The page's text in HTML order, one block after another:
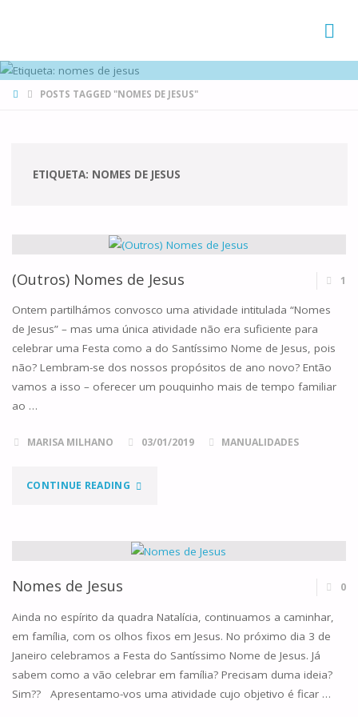
HOMEPOSTS TAGGED "NOMES DE JESUS"
ETIQUETA: NOMES DE JESUS
(Outros) Nomes de Jesus 1
Ontem partilhámos convosco uma atividade intitulada “Nomes
de Jesus” – mas uma única atividade não era suficiente para
celebrar uma Festa como a do Santíssimo Nome de Jesus, pois
não? Lembram-se dos nossos propósitos de ano novo? Então
vamos a isso – oferecer um pouquinho mais de tempo familiar
ao …
MARISA MILHANO 03/01/2019 MANUALIDADES
CONTINUE READING"
NOMES
JESUS"
Nomes de Jesus 0
Ainda no espírito da quadra Natalícia, continuamos a caminhar,
em família, com os olhos fixos em Jesus. No próximo dia 3 de
Janeiro celebramos a Festa do Santíssimo Nome de Jesus. Já
sabem como a vão celebrar em família? Precisam duma ideia?
Sim?? Apresentamo-vos uma atividade cujo objetivo é ficar …